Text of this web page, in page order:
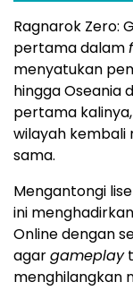
Ragnarok Zero:
pertama dalam
menyatukan
hingga Oseania
pertama
wilayah kembali
sama.
Mengantongi
ini
Online dengan
agargameplay
menghilangkan